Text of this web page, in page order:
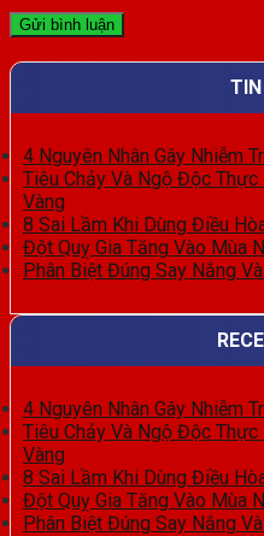
4 Nguyên Nhân Gây Nhiễm
Tiêu Chảy Và Ngộ Độc
Vàng
8 Sai Lầm Khi Dùng Điều
Đột Quỵ Gia Tăng Vào Mùa
Phân Biệt Đúng Say Nắng
4 Nguyên Nhân Gây Nhiễm
Tiêu Chảy Và Ngộ Độc
Vàng
8 Sai Lầm Khi Dùng Điều
Đột Quỵ Gia Tăng Vào Mùa
Phân Biệt Đúng Say Nắng